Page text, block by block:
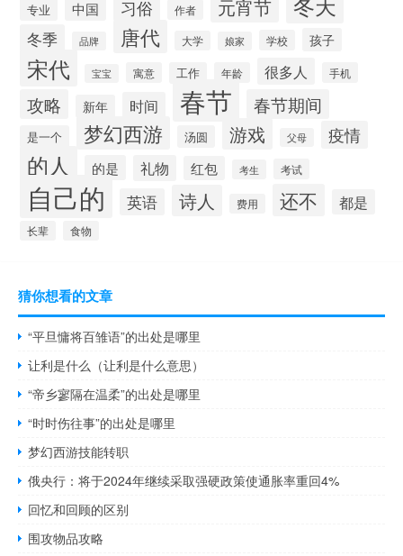
专业 中国 习俗 作者 元宵节
冬季 品牌 唐代 大学 娘家 学校 孩子
宋代 宝宝 寓意 工作 年龄 很多人 手机
攻略 新年 时间 春节 春节期间
是一个 梦幻西游 汤圆 游戏 父母 疫情
的人 的是 礼物 红包 考生 考试
自己的 英语 诗人 费用 还不 都是
长辈 食物
猜你想看的文章
“平旦慵将百雏语”的出处是哪里
让利是什么（让利是什么意思）
“帝乡寥隔在温柔”的出处是哪里
“时时伤往事”的出处是哪里
梦幻西游技能转职
俄央行：将于2024年继续采取强硬政策使通胀率重回4%
回忆和回顾的区别
围攻物品攻略